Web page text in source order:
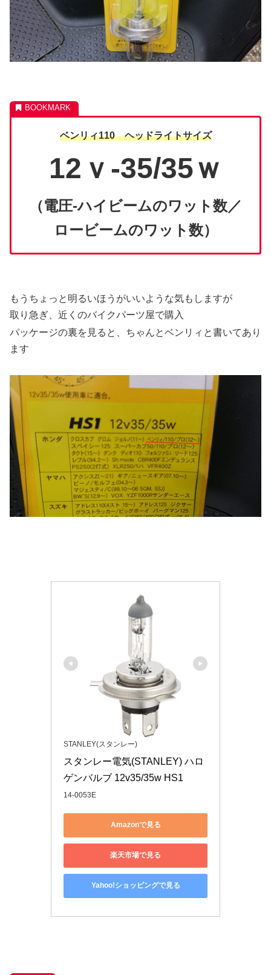
ベンリィ110 ヘッドライトサイズ
12ｖ-35/35ｗ
（電圧-ハイビームのワット数／
ロービームのワット数）
もうちょっと明るいほうがいいような気もしますが
取り急ぎ、近くのバイクパーツ屋で購入
パッケージの裏を見ると、ちゃんとベンリィと書いてあり
ます
STANLEY(スタンレー)
スタンレー電気(STANLEY) ハロ
ゲンバルブ 12v35/35w HS1
14-0053E
Amazonで見る
楽天市場で見る
Yahoo!ショッピングで見る